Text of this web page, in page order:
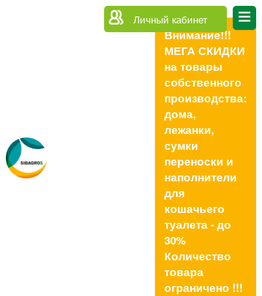
Личный кабинет
Внимание!!!
МЕГА СКИДКИ
на товары
собственного
производства:
дома,
лежанки,
сумки
переноски и
наполнители
для
кошачьего
туалета - до
30%
Количество
товара
ограничено !!!